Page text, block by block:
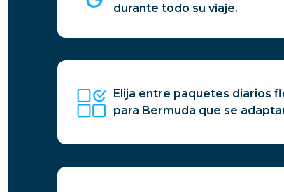
durante todo su viaje.
Elija entre paquetes diarios
para Bermuda que se